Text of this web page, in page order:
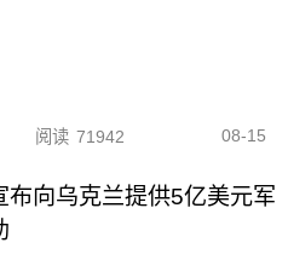
阅读 71942 08-15
布向乌克兰提供5亿美元军